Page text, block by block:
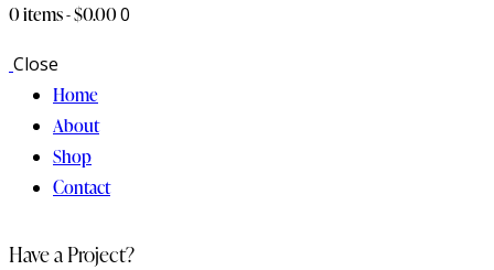
0 items-$0.000
Close
Home
About
Shop
Contact
Have a Project?